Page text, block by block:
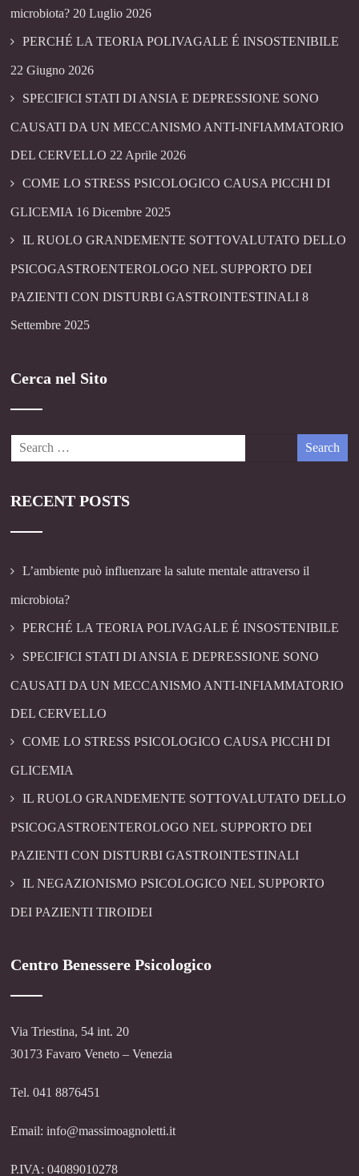
microbiota? 20 Luglio 2026
PERCHÉ LA TEORIA POLIVAGALE É INSOSTENIBILE
22 Giugno 2026
SPECIFICI STATI DI ANSIA E DEPRESSIONE SONO
CAUSATI DA UN MECCANISMO ANTI-INFIAMMATORIO
DEL CERVELLO 22 Aprile 2026
COME LO STRESS PSICOLOGICO CAUSA PICCHI DI
GLICEMIA 16 Dicembre 2025
IL RUOLO GRANDEMENTE SOTTOVALUTATO DELLO
PSICOGASTROENTEROLOGO NEL SUPPORTO DEI
PAZIENTI CON DISTURBI GASTROINTESTINALI 8
Settembre 2025
Cerca nel Sito
RECENT POSTS
L’ambiente può influenzare la salute mentale attraverso il
microbiota?
PERCHÉ LA TEORIA POLIVAGALE É INSOSTENIBILE
SPECIFICI STATI DI ANSIA E DEPRESSIONE SONO
CAUSATI DA UN MECCANISMO ANTI-INFIAMMATORIO
DEL CERVELLO
COME LO STRESS PSICOLOGICO CAUSA PICCHI DI
GLICEMIA
IL RUOLO GRANDEMENTE SOTTOVALUTATO DELLO
PSICOGASTROENTEROLOGO NEL SUPPORTO DEI
PAZIENTI CON DISTURBI GASTROINTESTINALI
IL NEGAZIONISMO PSICOLOGICO NEL SUPPORTO
DEI PAZIENTI TIROIDEI
Centro Benessere Psicologico
Via Triestina, 54 int. 20
30173 Favaro Veneto – Venezia
Tel. 041 8876451
Email: info@massimoagnoletti.it
P.IVA: 04089010278